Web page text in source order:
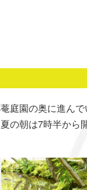
庭園の奥に進ん
の朝は7時半か